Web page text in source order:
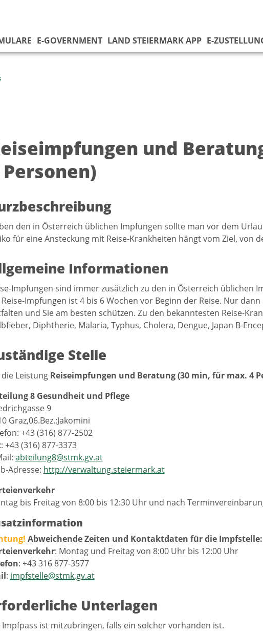
E-GOVERNMENT LAND STEIERMARK APP E-
und
den in Österreich üblichen Impfungen sollte man vor dem
für eine Ansteckung mit Reise-Krankheiten hängt vom Ziel, von
Informationen
Impfungen sind immer zusätzlich zu den in Österreich üblichen
Impfungen ist 4 bis 6 Wochen vor Beginn der Reise. Nur
und Sie am besten schützen. Zu den bekanntesten Reise-
Diphtherie, Malaria, Typhus, Cholera, Dengue, Japan B-
Stelle
Leistung Reiseimpfungen und Beratung (30 min, für max. 4
8 Gesundheit und Pflege
9
Graz,06.Bez.:Jakomini
+43 (316) 877-2502
+43 (316) 877-3373
abteilung8@stmk.gv.at
Adresse: http://verwaltung.steiermark.at
bis Freitag von 8:00 bis 12:30 Uhr und nach
Abweichende Zeiten und Kontaktdaten für die Impfstelle:
: Montag und Freitag von 8:00 Uhr bis 12:00 Uhr
: +43 316 877-3577
: impfstelle@stmk.gv.at
Unterlagen
Impfpass ist mitzubringen, falls ein solcher vorhanden ist.